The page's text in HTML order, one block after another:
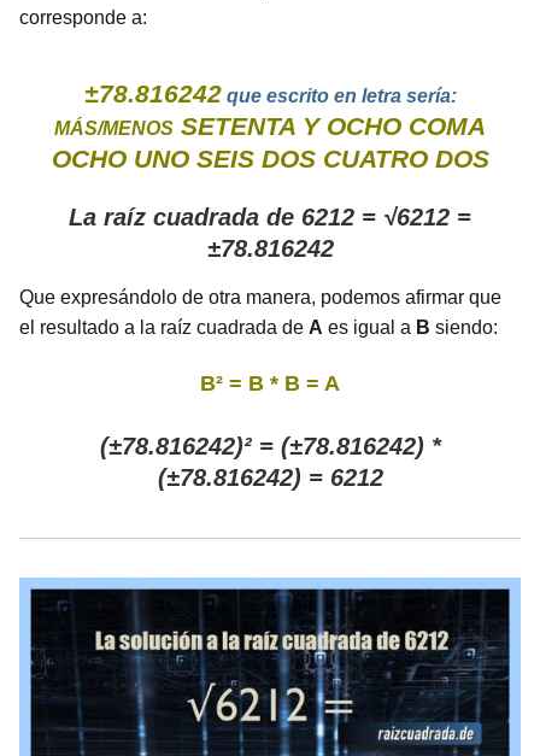
corresponde a:
±78.816242que escrito en letra sería:
MÁS/MENOS SETENTA Y OCHO COMA
OCHO UNO SEIS DOS CUATRO DOS
La raíz cuadrada de 6212 = √6212 =
±78.816242
Que expresándolo de otra manera, podemos afirmar que
el resultado a la raíz cuadrada de A es igual a B siendo:
B² = B * B = A
(±78.816242)² = (±78.816242) *
(±78.816242) = 6212